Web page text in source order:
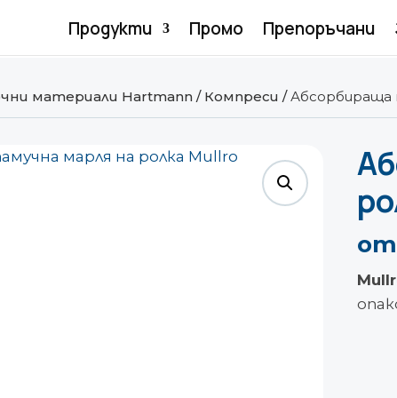
Продукти Промо Препоръчани
материали Hartmann/ Компреси /Абсорбираща
от